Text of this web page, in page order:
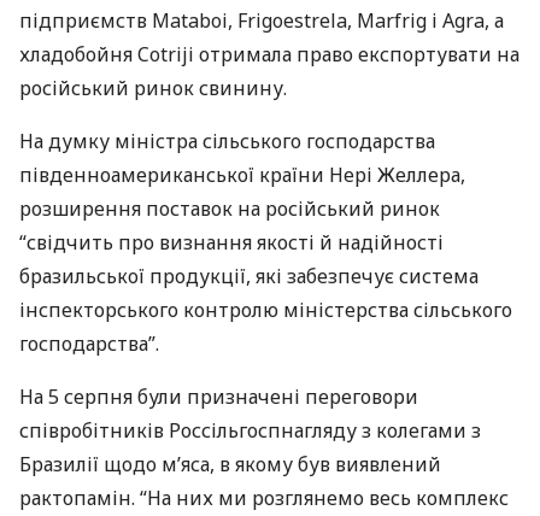
підприємств Mataboi, Frigoestrela, Marfrig і Agra, а
хладобойня Cotriji отримала право експортувати на
російський ринок свинину.
На думку міністра сільського господарства
південноамериканської країни Нері Желлера,
розширення поставок на російський ринок
“свідчить про визнання якості й надійності
бразильської продукції, які забезпечує система
інспекторського контролю міністерства сільського
господарства”.
На 5 серпня були призначені переговори
співробітників Россільгоспнагляду з колегами з
Бразилії щодо м’яса, в якому був виявлений
рактопамін. “На них ми розглянемо весь комплекс